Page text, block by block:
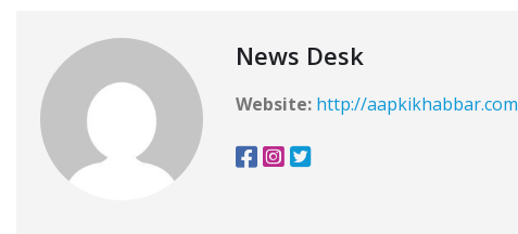
News Desk
Website: http://aapkikhabbar.com